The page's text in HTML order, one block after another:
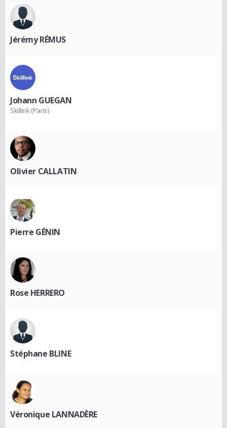
Jérémy RÉMUS
Johann GUEGAN
Skillink (Paris)
Olivier CALLATIN
Pierre GÉNIN
Rose HERRERO
Stéphane BLINE
Véronique LANNADÈRE